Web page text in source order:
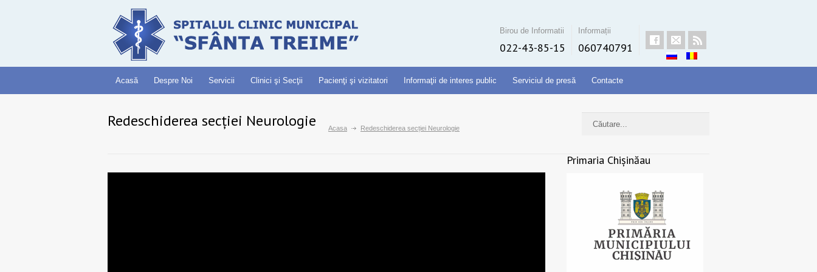
Birou de Informatii
022-43-85-15
Informații
060740791
Acasă Despre Noi Servicii Clinici şi Secţii Pacienţi şi vizitatori Informaţii de interes public Serviciul de presă Contacte
Redeschiderea secției Neurologie Acasa Redeschiderea secției Neurologie
Primaria Chișinăau